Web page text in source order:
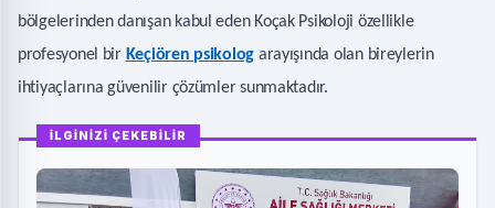
bölgelerinden danışan kabul eden Koçak Psikoloji özellikle
profesyonel bir Keçiören psikolog arayışında olan bireylerin
ihtiyaçlarına güvenilir çözümler sunmaktadır.
İLGİNİZİ ÇEKEBİLİR